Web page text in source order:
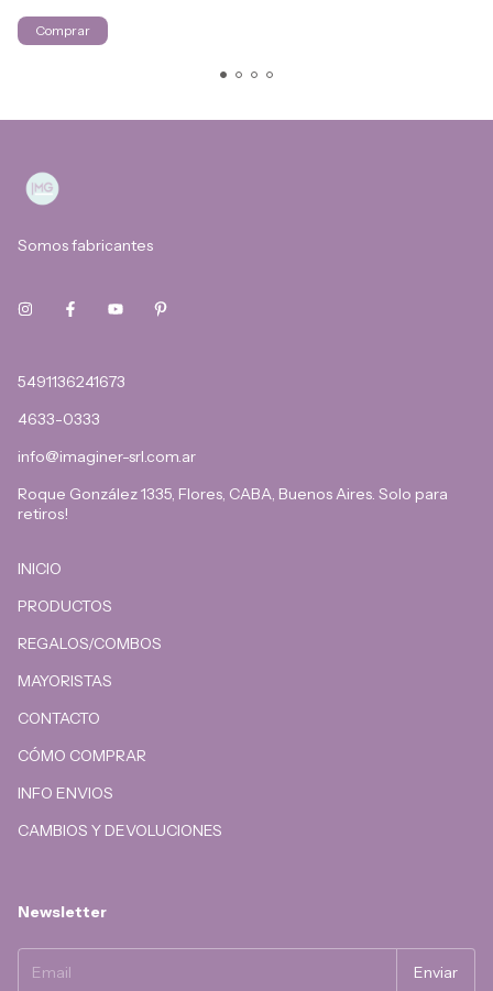
Comprar
Somos fabricantes
5491136241673
4633-0333
info@imaginer-srl.com.ar
Roque González 1335, Flores, CABA, Buenos Aires. Solo para
retiros!
INICIO
PRODUCTOS
REGALOS/COMBOS
MAYORISTAS
CONTACTO
CÓMO COMPRAR
INFO ENVIOS
CAMBIOS Y DEVOLUCIONES
Newsletter